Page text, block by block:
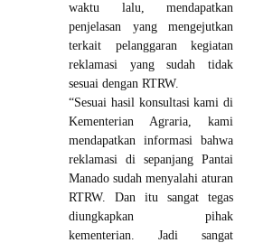
waktu lalu, mendapatkan
penjelasan yang mengejutkan
terkait pelanggaran kegiatan
reklamasi yang sudah tidak
sesuai dengan RTRW.
“Sesuai hasil konsultasi kami di
Kementerian Agraria, kami
mendapatkan informasi bahwa
reklamasi di sepanjang Pantai
Manado sudah menyalahi aturan
RTRW. Dan itu sangat tegas
diungkapkan pihak
kementerian. Jadi sangat